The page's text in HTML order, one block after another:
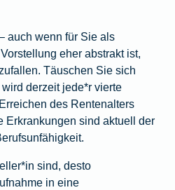
auch wenn für Sie als
eher abstrakt ist,
Täuschen Sie sich
derzeit jede*r vierte
des Rentenalters
Erkrankungen sind aktuell der
sind, desto
in eine